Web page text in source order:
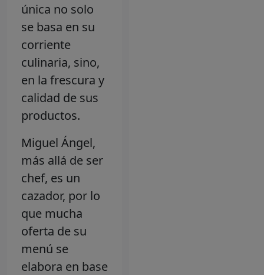
única no solo
se basa en su
corriente
culinaria, sino,
en la frescura y
calidad de sus
productos.
Miguel Ángel,
más allá de ser
chef, es un
cazador, por lo
que mucha
oferta de su
menú se
elabora en base